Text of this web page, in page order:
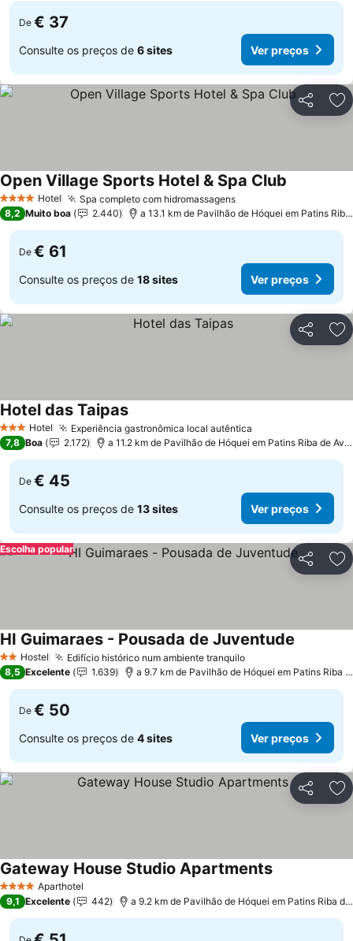
De € 37
Consulte os preços de 6 sites Ver preços
Partilhar
4 EstrelasHotel Spa completo com hidromassagens
Open Village Sports Hotel & Spa Club
8,2 Muito boa 2.440 a 13.1 km de Pavilhão de Hóquei em Patins Riba de Ave Hóquei Clube
De € 61
Consulte os preços de 18 sites Ver preços
Partilhar
3 EstrelasHotel Experiência gastronômica local autêntica
Hotel das Taipas
7,8 Boa 2.172 a 11.2 km de Pavilhão de Hóquei em Patins Riba de Ave Hóquei Clube
De € 45
Consulte os preços de 13 sites Ver preços
Partilhar
Escolha popular
2 Estrelas
Hostel Edifício histórico num ambiente tranquilo
HI Guimaraes - Pousada de Juventude
8,5 Excelente 1.639 a 9.7 km de Pavilhão de Hóquei em Patins Riba de Ave Hóquei Clube
De € 50
Consulte os preços de 4 sites Ver preços
Partilhar
4 EstrelasAparthotel
Gateway House Studio Apartments
9,1 Excelente 442 a 9.2 km de Pavilhão de Hóquei em Patins Riba de Ave Hóquei Clube